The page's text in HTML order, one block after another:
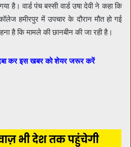
है। वार्ड पंच बस्सी वार्ड उषा देवी ने कहा कि
हमीरपुर में उपचार के दौरान मौत हो गई
है कि मामले की छानबीन की जा रही है।
कर इस खबर को शेयर जरूर करें